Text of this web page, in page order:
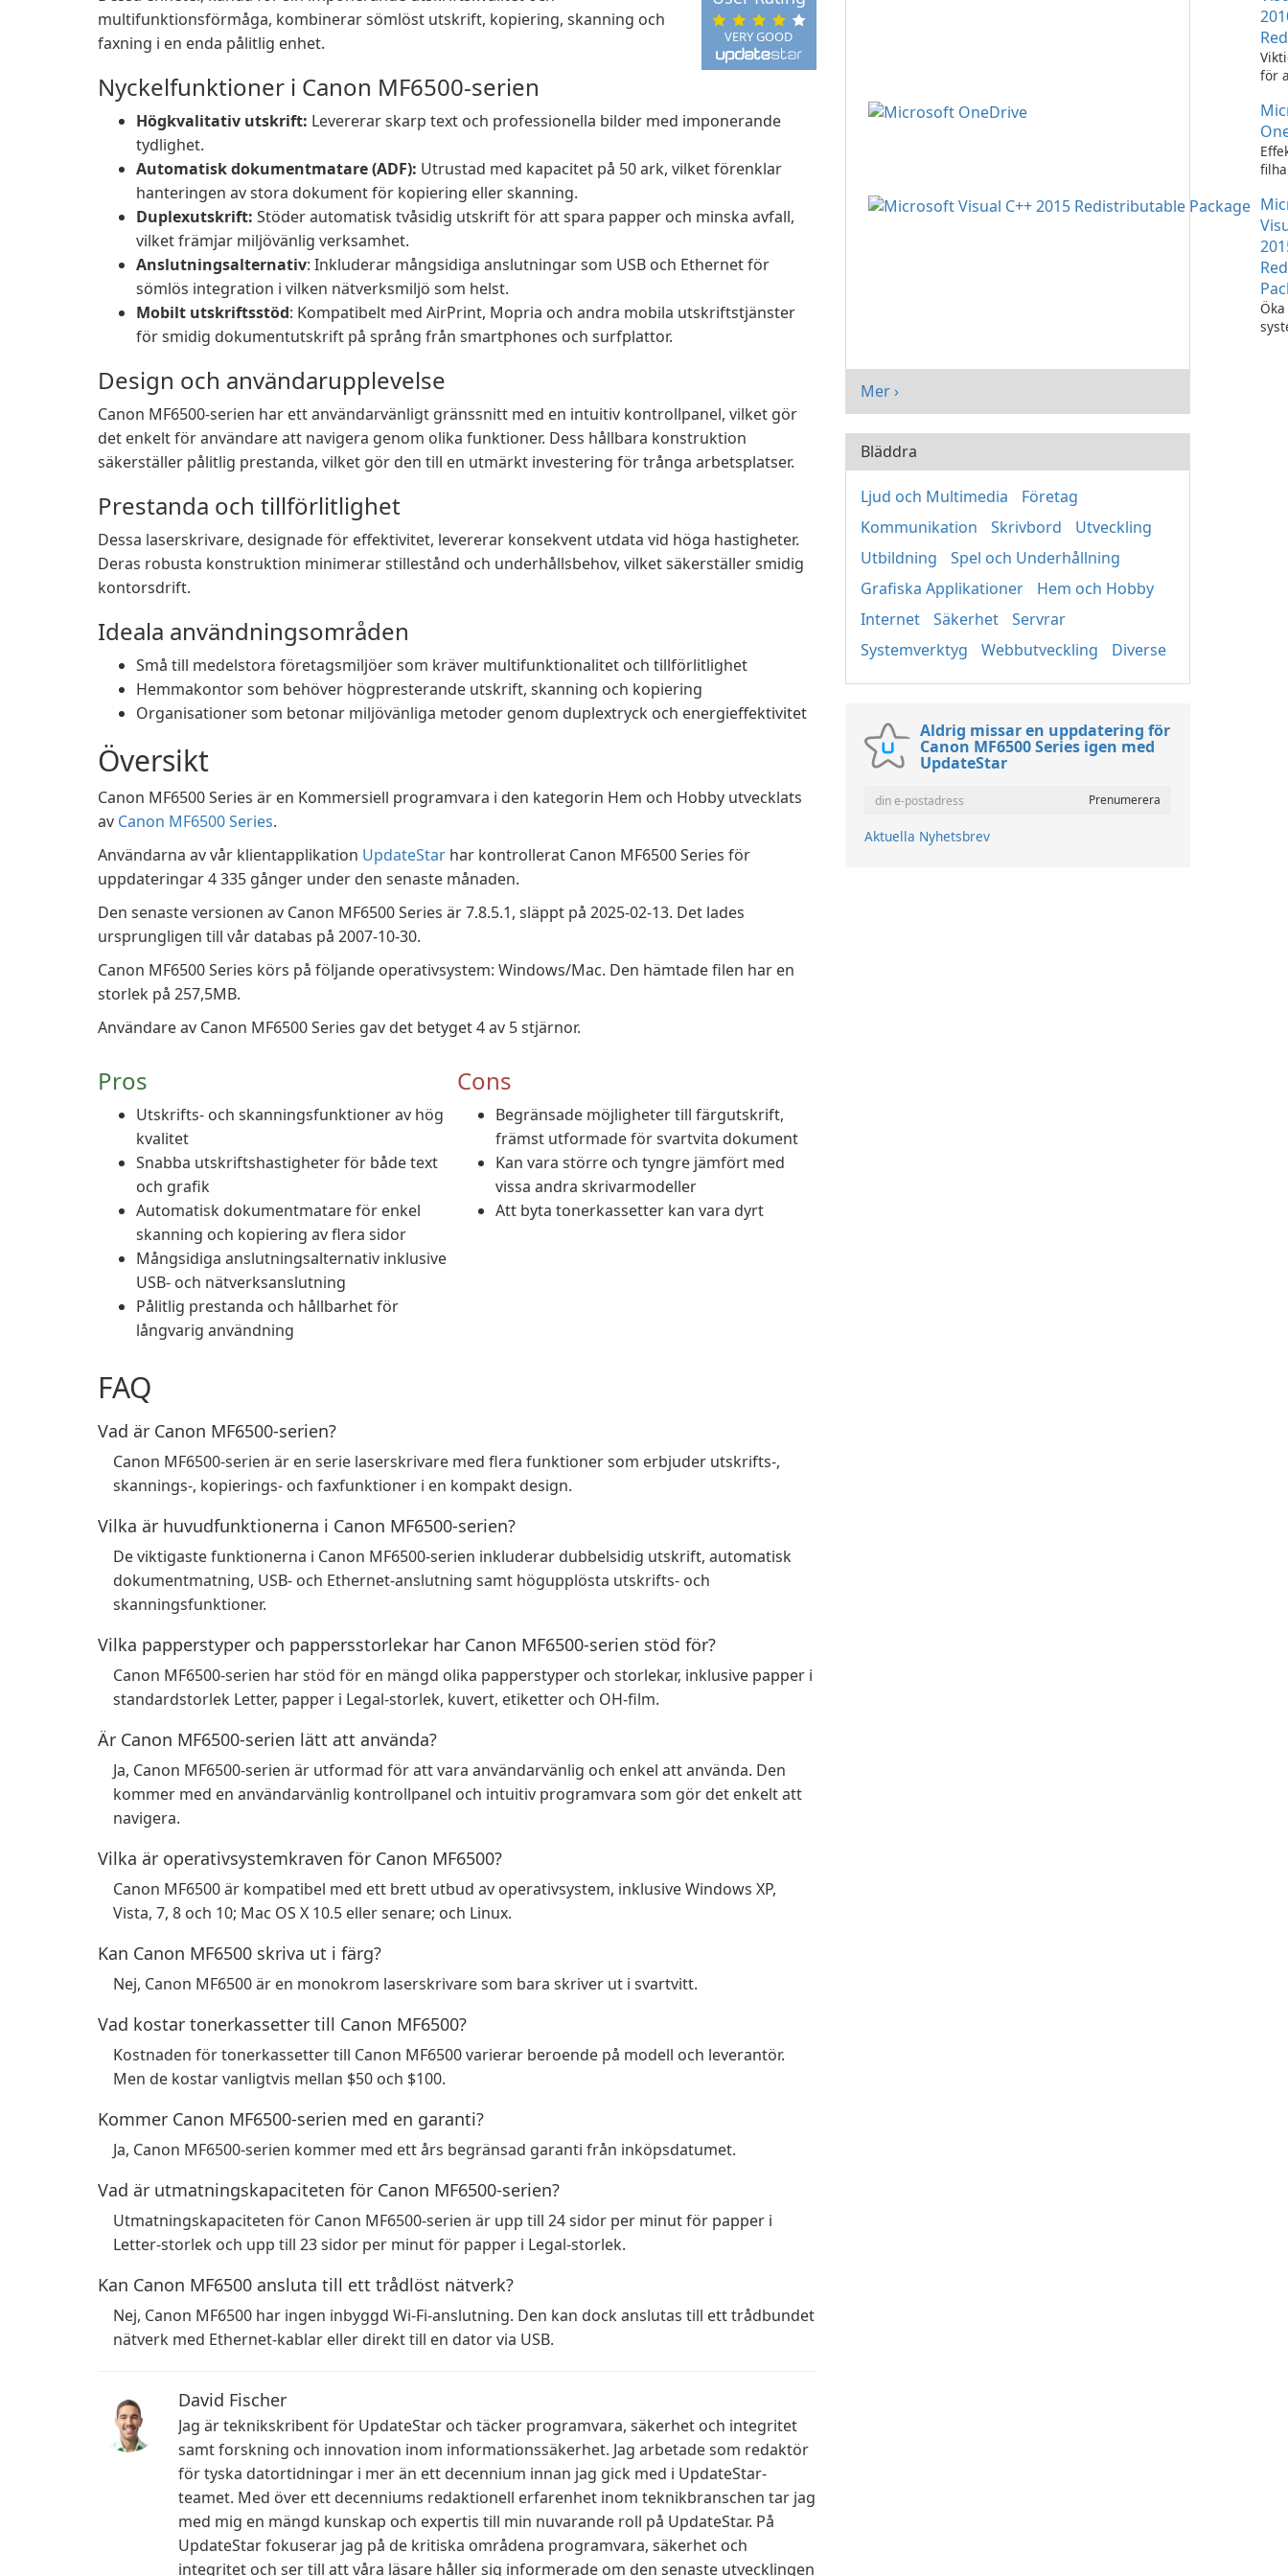
VERY GOOD
multifunktionsförmåga, kombinerar sömlöst utskrift, kopiering, skanning och
faxning i en enda pålitlig enhet.
Nyckelfunktioner i Canon MF6500-serien
Högkvalitativ utskrift: Levererar skarp text och professionella bilder med imponerande
tydlighet.
Automatisk dokumentmatare (ADF): Utrustad med kapacitet på 50 ark, vilket förenklar
hanteringen av stora dokument för kopiering eller skanning.
Duplexutskrift: Stöder automatisk tvåsidig utskrift för att spara papper och minska avfall,
vilket främjar miljövänlig verksamhet.
Anslutningsalternativ: Inkluderar mångsidiga anslutningar som USB och Ethernet för
sömlös integration i vilken nätverksmiljö som helst.
Mobilt utskriftsstöd: Kompatibelt med AirPrint, Mopria och andra mobila utskriftstjänster
för smidig dokumentutskrift på språng från smartphones och surfplattor.
Design och användarupplevelse
Canon MF6500-serien har ett användarvänligt gränssnitt med en intuitiv kontrollpanel, vilket gör
det enkelt för användare att navigera genom olika funktioner. Dess hållbara konstruktion
säkerställer pålitlig prestanda, vilket gör den till en utmärkt investering för trånga arbetsplatser.
Prestanda och tillförlitlighet
Dessa laserskrivare, designade för effektivitet, levererar konsekvent utdata vid höga hastigheter.
Deras robusta konstruktion minimerar stillestånd och underhållsbehov, vilket säkerställer smidig
kontorsdrift.
Ideala användningsområden
Små till medelstora företagsmiljöer som kräver multifunktionalitet och tillförlitlighet
Hemmakontor som behöver högpresterande utskrift, skanning och kopiering
Organisationer som betonar miljövänliga metoder genom duplextryck och energieffektivitet
Översikt
Canon MF6500 Series är en Kommersiell programvara i den kategorin Hem och Hobby utvecklats
av Canon MF6500 Series.
Användarna av vår klientapplikation UpdateStar har kontrollerat Canon MF6500 Series för
uppdateringar 4 335 gånger under den senaste månaden.
Den senaste versionen av Canon MF6500 Series är 7.8.5.1, släppt på 2025-02-13. Det lades
ursprungligen till vår databas på 2007-10-30.
Canon MF6500 Series körs på följande operativsystem: Windows/Mac. Den hämtade filen har en
storlek på 257,5MB.
Användare av Canon MF6500 Series gav det betyget 4 av 5 stjärnor.
Pros
Utskrifts- och skanningsfunktioner av hög
kvalitet
Snabba utskriftshastigheter för både text
och grafik
Automatisk dokumentmatare för enkel
skanning och kopiering av flera sidor
Mångsidiga anslutningsalternativ inklusive
USB- och nätverksanslutning
Pålitlig prestanda och hållbarhet för
långvarig användning
Cons
Begränsade möjligheter till färgutskrift,
främst utformade för svartvita dokument
Kan vara större och tyngre jämfört med
vissa andra skrivarmodeller
Att byta tonerkassetter kan vara dyrt
FAQ
Vad är Canon MF6500-serien?
Canon MF6500-serien är en serie laserskrivare med flera funktioner som erbjuder utskrifts-,
skannings-, kopierings- och faxfunktioner i en kompakt design.
Vilka är huvudfunktionerna i Canon MF6500-serien?
De viktigaste funktionerna i Canon MF6500-serien inkluderar dubbelsidig utskrift, automatisk
dokumentmatning, USB- och Ethernet-anslutning samt högupplösta utskrifts- och
skanningsfunktioner.
Vilka papperstyper och pappersstorlekar har Canon MF6500-serien stöd för?
Canon MF6500-serien har stöd för en mängd olika papperstyper och storlekar, inklusive papper i
standardstorlek Letter, papper i Legal-storlek, kuvert, etiketter och OH-film.
Är Canon MF6500-serien lätt att använda?
Ja, Canon MF6500-serien är utformad för att vara användarvänlig och enkel att använda. Den
kommer med en användarvänlig kontrollpanel och intuitiv programvara som gör det enkelt att
navigera.
Vilka är operativsystemkraven för Canon MF6500?
Canon MF6500 är kompatibel med ett brett utbud av operativsystem, inklusive Windows XP,
Vista, 7, 8 och 10; Mac OS X 10.5 eller senare; och Linux.
Kan Canon MF6500 skriva ut i färg?
Nej, Canon MF6500 är en monokrom laserskrivare som bara skriver ut i svartvitt.
Vad kostar tonerkassetter till Canon MF6500?
Kostnaden för tonerkassetter till Canon MF6500 varierar beroende på modell och leverantör.
Men de kostar vanligtvis mellan $50 och $100.
Kommer Canon MF6500-serien med en garanti?
Ja, Canon MF6500-serien kommer med ett års begränsad garanti från inköpsdatumet.
Vad är utmatningskapaciteten för Canon MF6500-serien?
Utmatningskapaciteten för Canon MF6500-serien är upp till 24 sidor per minut för papper i
Letter-storlek och upp till 23 sidor per minut för papper i Legal-storlek.
Kan Canon MF6500 ansluta till ett trådlöst nätverk?
Nej, Canon MF6500 har ingen inbyggd Wi-Fi-anslutning. Den kan dock anslutas till ett trådbundet
nätverk med Ethernet-kablar eller direkt till en dator via USB.
David Fischer
Jag är teknikskribent för UpdateStar och täcker programvara, säkerhet och integritet
samt forskning och innovation inom informationssäkerhet. Jag arbetade som redaktör
för tyska datortidningar i mer än ett decennium innan jag gick med i UpdateStar-
teamet. Med över ett decenniums redaktionell erfarenhet inom teknikbranschen tar jag
med mig en mängd kunskap och expertis till min nuvarande roll på UpdateStar. På
UpdateStar fokuserar jag på de kritiska områdena programvara, säkerhet och
integritet och ser till att våra läsare håller sig informerade om den senaste utvecklingen
för
Mer ›
Bläddra
Ljud och Multimedia
Företag
Kommunikation
Skrivbord
Utveckling
Utbildning
Spel och Underhållning
Grafiska Applikationer
Hem och Hobby
Internet
Säkerhet
Servrar
Systemverktyg
Webbutveckling Diverse
Aldrig missar en uppdatering för
Canon MF6500 Series igen med
UpdateStar
Aktuella Nyhetsbrev